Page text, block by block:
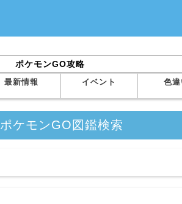
ポケモンGO攻略
最新情報 イベント 色違
ポケモンGO図鑑検索